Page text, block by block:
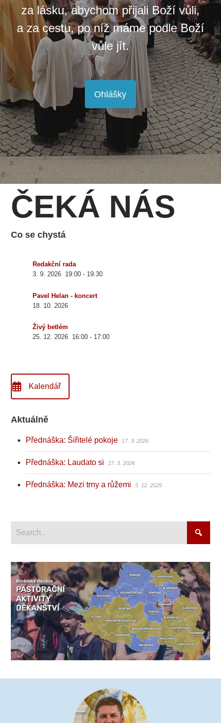
za lásku, abychom přijali Boží vůli,
a za cestu, po níž máme podle Boží
vůle jít.
Ohlášky
ČEKÁ NÁS
Co se chystá
Redakční rada
3. 9. 2026 19:00 - 19:30
Pavel Helan - koncert
18. 10. 2026
Živý betlém
25. 12. 2026 16:00 - 17:00
Kalendář
Aktuálně
Přednáška: Šiřitelé pokoje 17. 3. 2026
Přednáška: Laudato si 17. 3. 2026
Přednáška: Mezi trny a růžemi 5. 12. 2025